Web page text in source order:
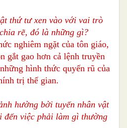
thứ tư xen vào với vai trò
rẽ, đó là những gì?
nghiêm ngặt của tôn giáo,
gắt gao hơn cả lệnh truyền
hình thức quyến rũ của
trị thế gian.
hưởng bởi tuyến nhân vật
việc phải làm gì thường